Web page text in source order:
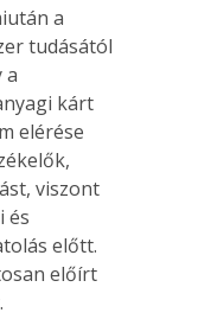
a
tudásától
a
kárt
elérése
viszont
és
előtt.
előírt